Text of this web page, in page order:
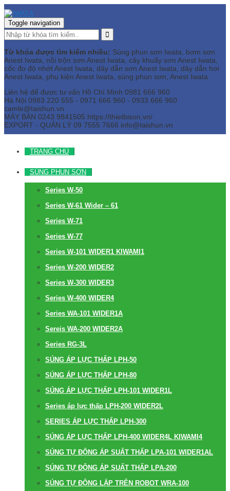
Toggle navigation
Từ khóa được tìm kiếm nhiều: Súng phun sơn Iwata, bơm sơn
Anest Iwata, nồi trộn sơn Anest Iwata, cây khuấy sơn Anest Iwata,
cốc đo độ nhớt Anest Iwata, dây dẫn sơn Anest Iwata, dây dẫn hơi
Anest Iwata, phụ kiện Anest Iwata, súng phun sơn, Anest Iwata
Liên hệ để được tư vấn Hồ Chí Minh 0981 666 960
Hà Nội 0983 220 555 - 0971 666 960 - 0933 666 960
camle@taishun.vn
MÁY BÀN 0243 9841505 https://thietbison.vn/
EXPORT - QUẢN LÝ 09 7555 7666 info@taishun.vn
TRANG CHỦ
SÚNG PHUN SƠN
Series W-50
Series W-61 Wider – 61
Series W-71
Series W-77
Series W-101 WIDER1 KIWAMI1
Series W-200 WIDER2
Series W-300 WIDER3
Series W-400 WIDER4
Series WA-101 WIDER1A
Sereis WA-200 WIDER2A
Series RG-3L
SÚNG ÁP LỰC THẤP LPH-50
SÚNG ÁP LỰC THẤP LPH-80
SÚNG ÁP LỰC THẤP LPH-101 WIDER1L
Series áp lực thấp LPH-200 WIDER2L
SERIES ÁP LỰC THẤP LPH-300
SÚNG ÁP LỰC THẤP LPH-400 WIDER4L KIWAMI4
SÚNG TỰ ĐỘNG ÁP SUẤT THẤP LPA-101 WIDER1AL
SÚNG TỰ ĐỘNG ÁP SUẤT THẤP LPA-200
SÚNG TỰ ĐỘNG LẮP TRÊN ROBOT WRA-100